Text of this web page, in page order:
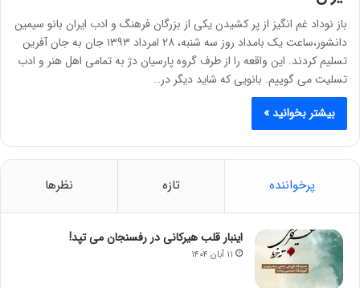
باز نوداد غم انگیز از پر کشیدن یکی از بزرگان فرهنگ و ادب ایران بانو سیمین
دانشور،ساعت یک بامداد روز سه شنبه، ۲۸ امرداد ۱۳۹۳ جان به جان آفرین
تسلیم کردند. این واقعه را از طرف گروه پارسیان دژ به تمامی اهل هنر و ادب
تسلیت می گوییم. بانویی که شاید دیگر در…
بیشتر بخوانید »
پرخواننده تازه نظرها
اینبار قلب هیرکانی در رفسنجان می تپد!
۱۱ آبان ۱۴۰۴